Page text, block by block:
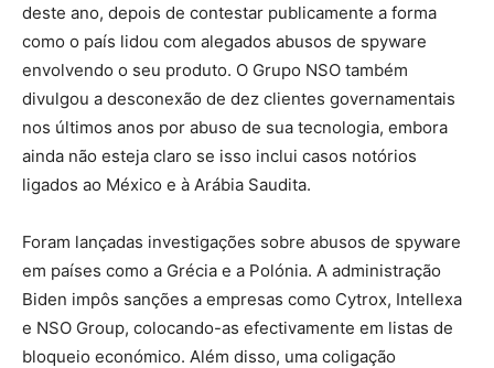
deste ano, depois de contestar publicamente a forma
como o país lidou com alegados abusos de spyware
envolvendo o seu produto. O Grupo NSO também
divulgou a desconexão de dez clientes governamentais
nos últimos anos por abuso de sua tecnologia, embora
ainda não esteja claro se isso inclui casos notórios
ligados ao México e à Arábia Saudita.
Foram lançadas investigações sobre abusos de spyware
em países como a Grécia e a Polónia. A administração
Biden impôs sanções a empresas como Cytrox, Intellexa
e NSO Group, colocando-as efectivamente em listas de
bloqueio económico. Além disso, uma coligação